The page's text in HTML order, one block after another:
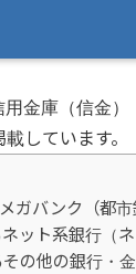
金庫（信金
しています。
ガバンク（都市
ット系銀行（ネ
の他の銀行・